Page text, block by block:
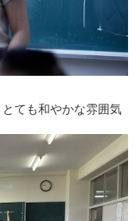
ても和やかな雰囲気